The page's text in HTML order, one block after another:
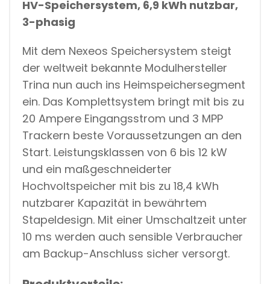
HV-Speichersystem, 6,9 kWh nutzbar,
3-phasig
Mit dem Nexeos Speichersystem steigt
der weltweit bekannte Modulhersteller
Trina nun auch ins Heimspeichersegment
ein. Das Komplettsystem bringt mit bis zu
20 Ampere Eingangsstrom und 3 MPP
Trackern beste Voraussetzungen an den
Start. Leistungsklassen von 6 bis 12 kW
und ein maßgeschneiderter
Hochvoltspeicher mit bis zu 18,4 kWh
nutzbarer Kapazität in bewährtem
Stapeldesign. Mit einer Umschaltzeit unter
10 ms werden auch sensible Verbraucher
am Backup-Anschluss sicher versorgt.